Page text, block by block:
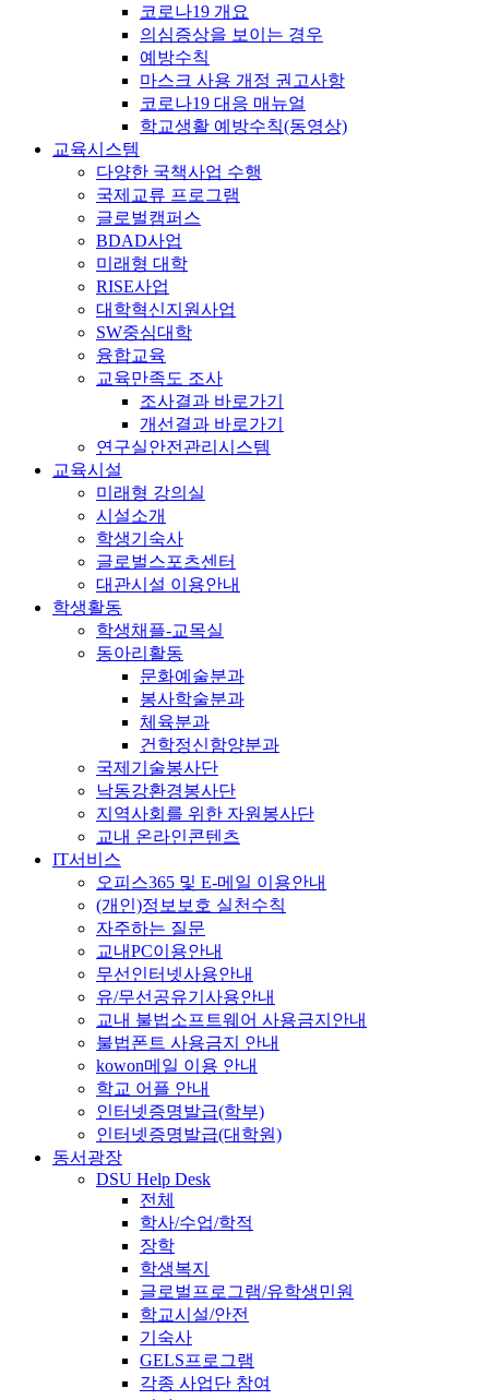
코로나19 개요
의심증상을 보이는 경우
예방수칙
마스크 사용 개정 권고사항
코로나19 대응 매뉴얼
학교생활 예방수칙(동영상)
교육시스템
다양한 국책사업 수행
국제교류 프로그램
글로벌캠퍼스
BDAD사업
미래형 대학
RISE사업
대학혁신지원사업
SW중심대학
융합교육
교육만족도 조사
조사결과 바로가기
개선결과 바로가기
연구실안전관리시스템
교육시설
미래형 강의실
시설소개
학생기숙사
글로벌스포츠센터
대관시설 이용안내
학생활동
학생채플-교목실
동아리활동
문화예술분과
봉사학술분과
체육분과
건학정신함양분과
국제기술봉사단
낙동강환경봉사단
지역사회를 위한 자원봉사단
교내 온라인콘텐츠
IT서비스
오피스365 및 E-메일 이용안내
(개인)정보보호 실천수칙
자주하는 질문
교내PC이용안내
무선인터넷사용안내
유/무선공유기사용안내
교내 불법소프트웨어 사용금지안내
불법폰트 사용금지 안내
kowon메일 이용 안내
학교 어플 안내
인터넷증명발급(학부)
인터넷증명발급(대학원)
동서광장
DSU Help Desk
전체
학사/수업/학적
장학
학생복지
글로벌프로그램/유학생민원
학교시설/안전
기숙사
GELS프로그램
각종 사업단 참여